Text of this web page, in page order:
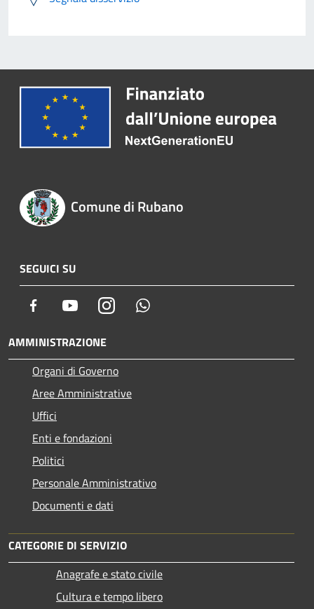
Comune di Rubano
SEGUICI SU
Facebook YoutubeInstagram
AMMINISTRAZIONE
Organi di Governo
Aree Amministrative
Uffici
Enti e fondazioni
Politici
Personale Amministrativo
Documenti e dati
CATEGORIE DI SERVIZIO
Anagrafe e stato civile
Cultura e tempo libero